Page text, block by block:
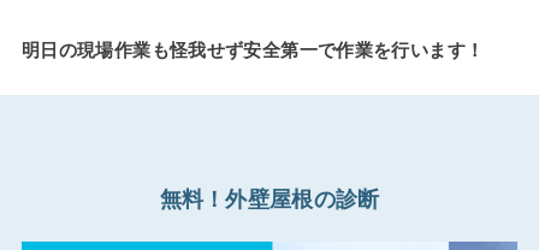
明日の現場作業も怪我せず安全第一で作業を行います！
無料！外壁屋根の診断